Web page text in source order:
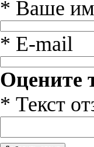
* Ваше
* E-mail
Оцените
* Текст